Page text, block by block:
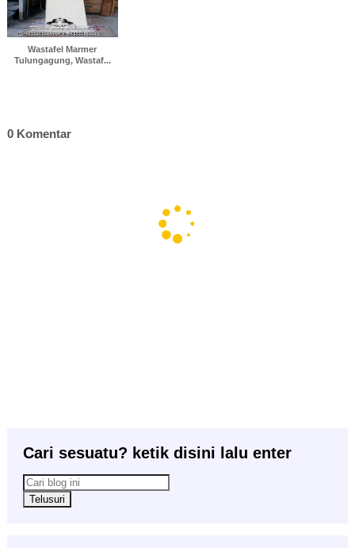
Wastafel Marmer
Tulungagung, Wastaf...
0 Komentar
Cari sesuatu? ketik disini lalu enter